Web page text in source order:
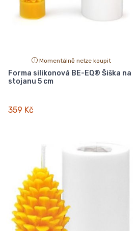
Momentálně nelze koupit
Forma silikonová BE-EQ® Šiška na
stojanu 5 cm
359 Kč